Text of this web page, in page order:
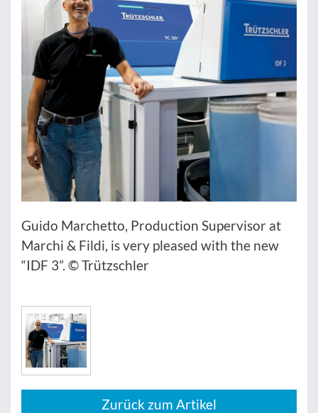
Guido Marchetto, Production Supervisor at
Marchi & Fildi, is very pleased with the new
“IDF 3”. © Trützschler
Zurück zum Artikel